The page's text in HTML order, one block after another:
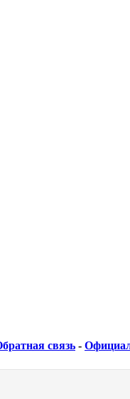
связь -